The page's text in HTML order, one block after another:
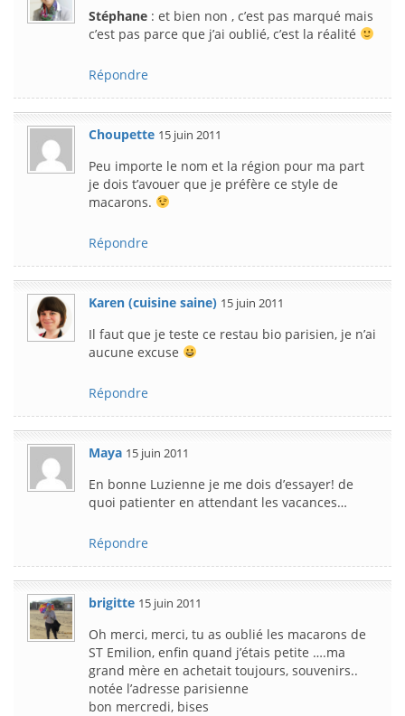
Stéphane : et bien non , c’est pas marqué mais
c’est pas parce que j’ai oublié, c’est la réalité
Répondre
Choupette 15 juin 2011
Peu importe le nom et la région pour ma part
je dois t’avouer que je préfère ce style de
macarons.
Répondre
Karen (cuisine saine) 15 juin 2011
Il faut que je teste ce restau bio parisien, je n’ai
aucune excuse
Répondre
Maya 15 juin 2011
En bonne Luzienne je me dois d’essayer! de
quoi patienter en attendant les vacances…
Répondre
brigitte 15 juin 2011
Oh merci, merci, tu as oublié les macarons de
ST Emilion, enfin quand j’étais petite ….ma
grand mère en achetait toujours, souvenirs..
notée l’adresse parisienne
bon mercredi, bises